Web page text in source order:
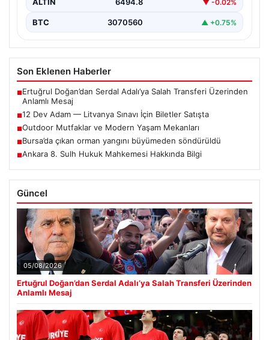
▼ -0.02%
BTC 3070560 ▲ +0.75%
Son Eklenen Haberler
■Ertuğrul Doğan’dan Serdal Adalı’ya Salah Transferi Üzerinden
Anlamlı Mesaj
■12 Dev Adam — Litvanya Sınavı İçin Biletler Satışta
■Outdoor Mutfaklar ve Modern Yaşam Mekanları
■Bursa’da çıkan orman yangını büyümeden söndürüldü
■Ankara 8. Sulh Hukuk Mahkemesi Hakkında Bilgi
Güncel
05/08/2026
Ertuğrul Doğan’dan Serdal Adalı’ya Salah Transferi Üzerinden
Anlamlı Mesaj